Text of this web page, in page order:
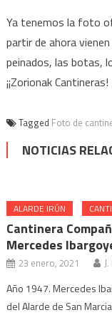
Ya tenemos la foto
partir de ahora
peinados, las botas,
¡¡Zorionak
Tagged Foto de
NOTICIAS
ALARDE IRÚN
Cantinera
Mercedes
23 enero, 2021 J.
Año 1947. Mercedes
del Alarde de San